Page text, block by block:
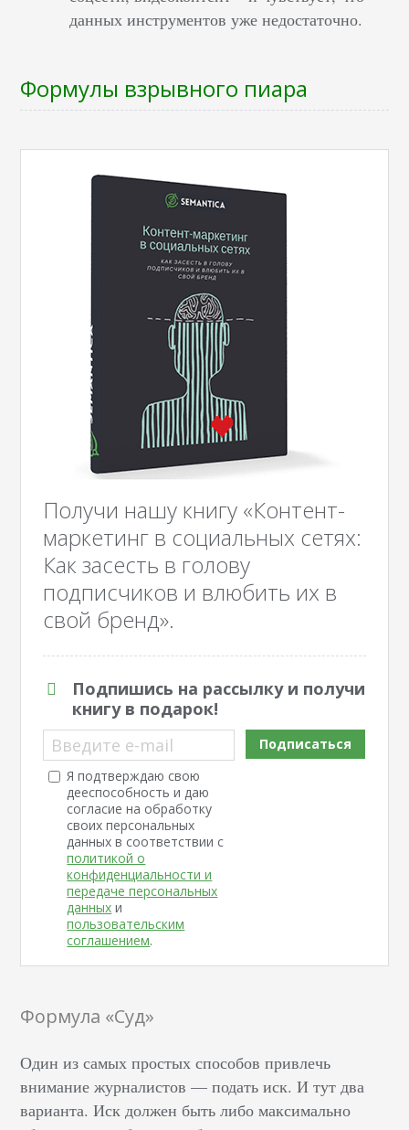
данных инструментов уже недостаточно.
Формулы взрывного пиара
Получи нашу книгу «Контент-
маркетинг в социальных сетях:
Как засесть в голову
подписчиков и влюбить их в
свой бренд».
Подпишись на рассылку и получи
книгу в подарок!
Введите e-mail
Я подтверждаю свою
дееспособность и даю
согласие на обработку
своих персональных
данных в соответствии с
политикой о
конфиденциальности и
передаче персональных
данных и
пользовательским
соглашением.
Подписаться
Формула «Суд»
Один из самых простых способов привлечь
внимание журналистов — подать иск. И тут два
варианта. Иск должен быть либо максимально